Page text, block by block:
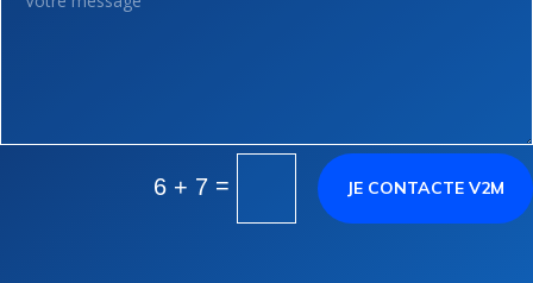
6 + 7 = JE CONTACTE V2M